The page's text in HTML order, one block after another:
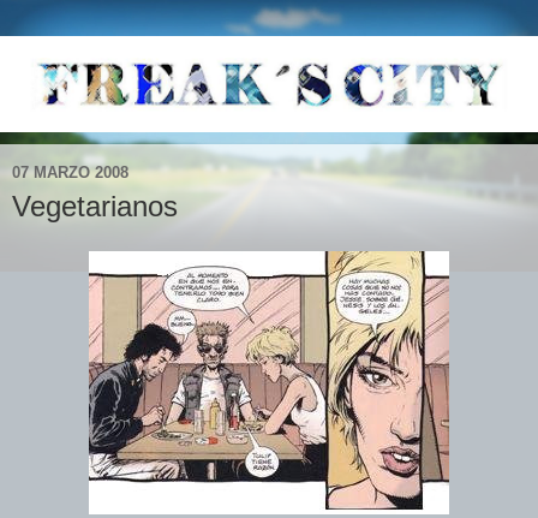
07 MARZO 2008
Vegetarianos